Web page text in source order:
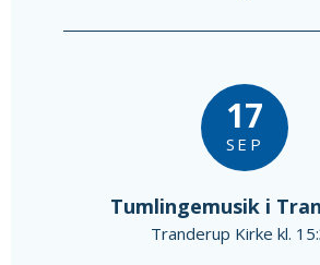
17
SEP
Tumlingemusik i
Tranderup Kirke kl.